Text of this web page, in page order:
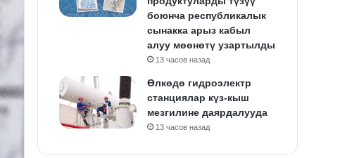
боюнча республикалык
сынакка арыз кабыл
алуу мөөнөтү узартылды
13 часов назад
Өлкөдө гидроэлектр
станциялар күз-кыш
мезгилине даярдалууда
13 часов назад